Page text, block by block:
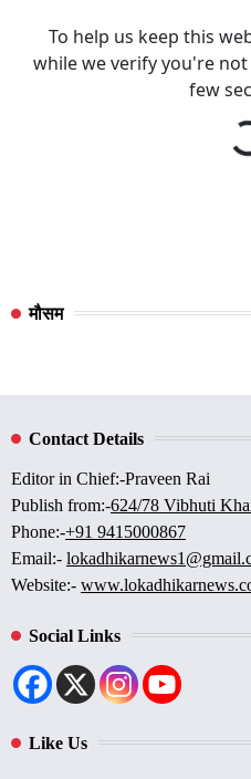
मौसम
Contact Details
Editor in Chief:-Praveen Rai
Publish from:-624/78 Vibhuti
Phone:-+91 9415000867
Email:-
Website:-
Social Links
Like Us